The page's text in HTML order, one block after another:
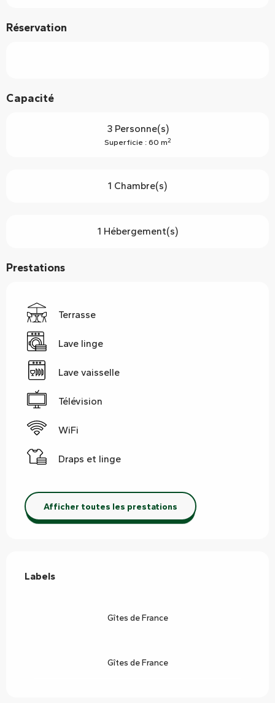
Réservation
Capacité
3 Personne(s)
Superficie : 60 m2
1 Chambre(s)
1 Hébergement(s)
Prestations
Terrasse
Lave linge
Lave vaisselle
Télévision
WiFi
Draps et linge
Afficher toutes les prestations
Labels
Labels
Gîtes de France
Gîtes de France